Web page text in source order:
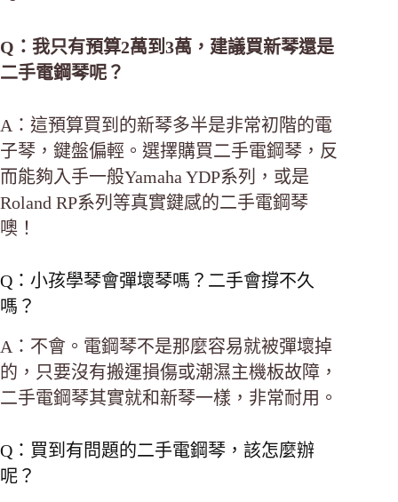
Q：我只有預算2萬到3萬，建議買新琴還是
二手電鋼琴呢？
A：這預算買到的新琴多半是非常初階的電
子琴，鍵盤偏輕。選擇購買二手電鋼琴，反
而能夠入手一般Yamaha YDP系列，或是
Roland RP系列等真實鍵感的二手電鋼琴
噢！
Q：小孩學琴會彈壞琴嗎？二手會撐不久
嗎？
A：不會。電鋼琴不是那麼容易就被彈壞掉
的，只要沒有搬運損傷或潮濕主機板故障，
二手電鋼琴其實就和新琴一樣，非常耐用。
Q：買到有問題的二手電鋼琴，該怎麼辦
呢？